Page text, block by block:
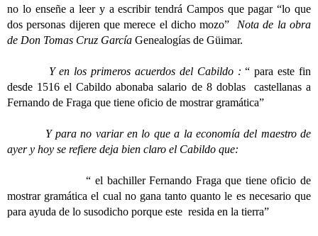
no lo enseñe a leer y a escribir tendrá Campos que pagar “lo que
dos personas dijeren que merece el dicho mozo” Nota de la obra
de Don Tomas Cruz García Genealogías de Güimar.
Y en los primeros acuerdos del Cabildo :“ para este fin
desde 1516 el Cabildo abonaba salario de 8 doblas castellanas a
Fernando de Fraga que tiene oficio de mostrar gramática”
Y para no variar en lo que a la economía del maestro de
ayer y hoy se refiere deja bien claro el Cabildo que:
“ el bachiller Fernando Fraga que tiene oficio de
mostrar gramática el cual no gana tanto quanto le es necesario que
para ayuda de lo susodicho porque este resida en la tierra”